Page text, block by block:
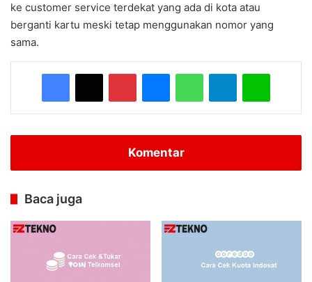
ke customer service terdekat yang ada di kota atau
berganti kartu meski tetap menggunakan nomor yang
sama.
Facebook
X PinterestMessengerWhatsAppTelegramLine
Komentar
Baca juga